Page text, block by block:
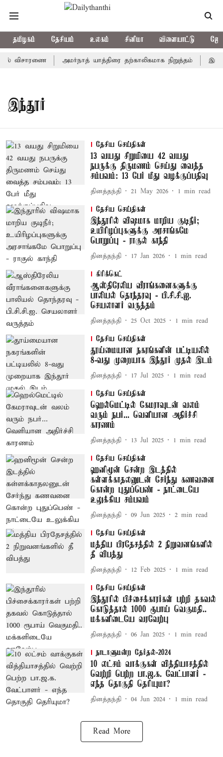
தமிழகம் தேசியம் உலகம் சினிமா விளையாட்டு
விசாரணை அமர்நாத் யாத்திரை தற்காலிகமாக நிறுத்தம்
இந்தூர்
தேசிய செய்திகள்
13 வயது சிறுமியை 42 வயது
நபருக்கு திருமணம் செய்து வைத்த
சம்பவம்: 13 பேர் மீது வழக்குப்பதிவு
தினத்தந்தி 21 May 2026 1 min read
தேசிய செய்திகள்
இந்தூரில் விஷமாக மாறிய குடிநீர்;
உயிரிழப்புகளுக்கு அரசாங்கமே
பொறுப்பு - ராகுல் காந்தி
தினத்தந்தி 17 Jan 2026 1 min read
கிரிக்கெட்
ஆஸ்திரேலிய வீராங்கனைகளுக்கு
பாலியல் தொந்தரவு - பி.சி.சி.ஐ.
செயலாளர் வருத்தம்
தினத்தந்தி 25 Oct 2025 1 min read
தேசிய செய்திகள்
தூய்மையான நகரங்களின் பட்டியலில்
8-வது முறையாக இந்தூர் முதல் இடம்
தினத்தந்தி 17 Jul 2025 1 min read
தேசிய செய்திகள்
ஹெல்மெட்டில் கேமராவுடன் வலம்
வரும் நபர்... வெளியான அதிர்ச்சி
காரணம்
தினத்தந்தி 13 Jul 2025 1 min read
தேசிய செய்திகள்
ஹனிமூன் சென்ற இடத்தில்
கள்ளக்காதலனுடன் சேர்ந்து கணவனை
கொன்ற புதுப்பெண் - நாட்டையே
உலுக்கிய சம்பவம்
தினத்தந்தி 09 Jun 2025 2 min read
தேசிய செய்திகள்
மத்திய பிரதேசத்தில் 2 நிறுவனங்களில்
தீ விபத்து
தினத்தந்தி 12 Feb 2025 1 min read
தேசிய செய்திகள்
இந்தூரில் பிச்சைக்காரர்கள் பற்றி தகவல்
கொடுத்தால் 1000 ரூபாய் வெகுமதி..
மக்களிடையே வரவேற்பு
தினத்தந்தி 06 Jan 2025 1 min read
நாடாளுமன்ற தேர்தல்-2024
10 லட்சம் வாக்குகள் வித்தியாசத்தில்
வெற்றி பெற்ற பா.ஜ.க. வேட்பாளர் -
எந்த தொகுதி தெரியுமா?
தினத்தந்தி 04 Jun 2024 1 min read
Read More